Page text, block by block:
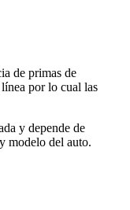
de primas de
por lo cual las
y depende de
modelo del auto.